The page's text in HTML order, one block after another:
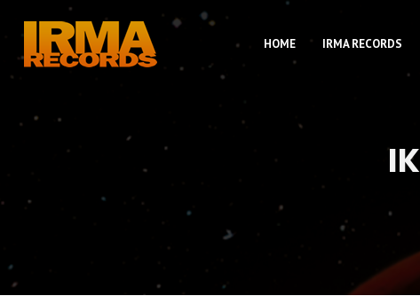
HOME IRMA RECORDS